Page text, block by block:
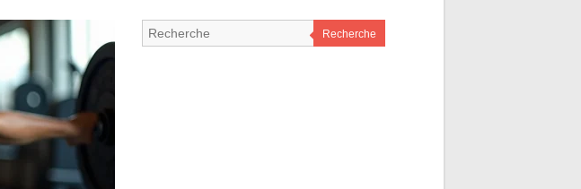
Recherche